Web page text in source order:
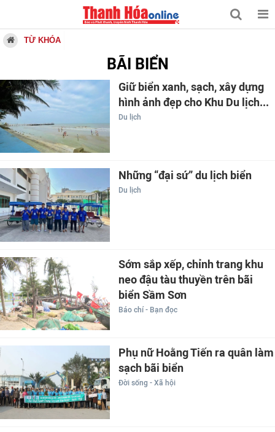
TỪ KHÓA
BÃI BIỂN
Giữ biển xanh, sạch, xây dựng
hình ảnh đẹp cho Khu Du lịch...
Du lịch
Những “đại sứ” du lịch biển
Du lịch
Sớm sắp xếp, chỉnh trang khu
neo đậu tàu thuyền trên bãi
biển Sầm Sơn
Báo chí - Bạn đọc
Phụ nữ Hoằng Tiến ra quân làm
sạch bãi biển
Đời sống - Xã hội